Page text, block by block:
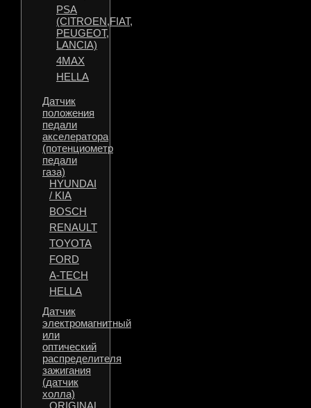
PSA
(CITROEN,FIAT,
PEUGEOT,
LANCIA)
4MAX
HELLA
Датчик
положения
педали
акселератора
(потенциометр
педали
газа)
HYUNDAI
/ KIA
BOSCH
RENAULT
TOYOTA
FORD
A-TECH
HELLA
Датчик
электромагнитный
или
оптический
распределителя
зажигания
(датчик
холла)
ORIGINAL